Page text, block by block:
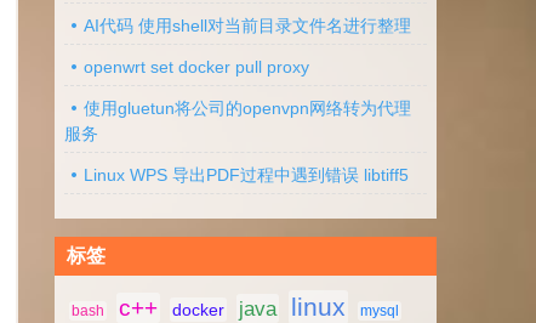
AI代码 使用shell对当前目录文件名进行整理
openwrt set docker pull proxy
使用gluetun将公司的openvpn网络转为代理
服务
Linux WPS 导出PDF过程中遇到错误 libtiff5
标签
bash c++ docker java linux mysql